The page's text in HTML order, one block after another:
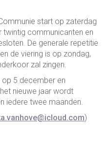
start op zaterdag
twintig communicanten en
De generale repetitie
de viering is op zondag,
zal zingen.
op 5 december en
nieuwe jaar wordt
iedere twee maanden.
)